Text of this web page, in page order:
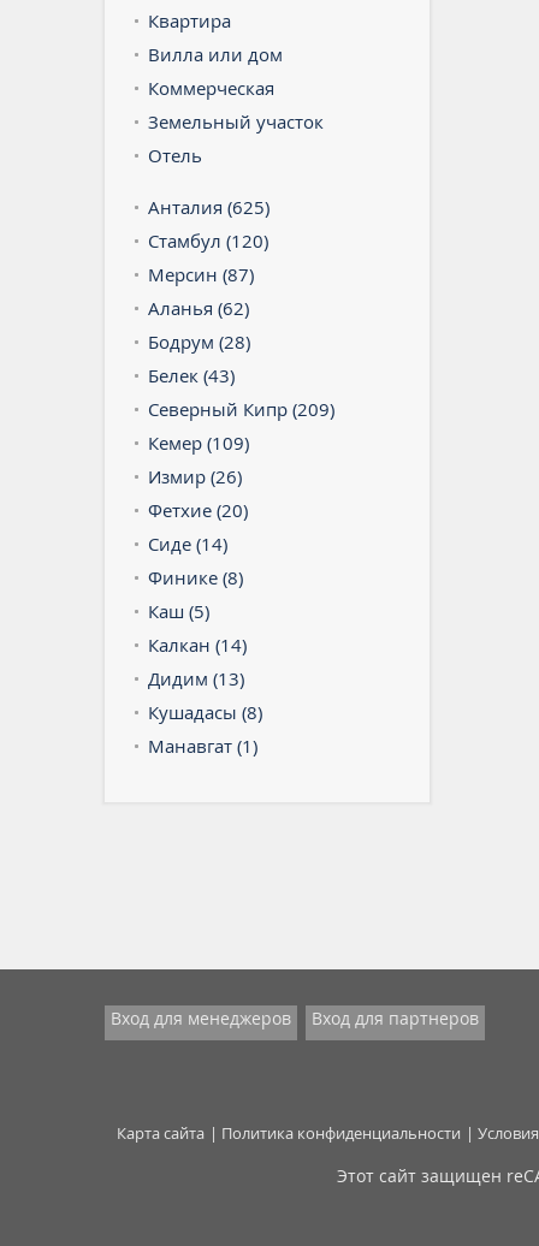
Квартира
Вилла или дом
Коммерческая
Земельный участок
Отель
Анталия (625)
Стамбул (120)
Мерсин (87)
Аланья (62)
Бодрум (28)
Белек (43)
Северный Кипр (209)
Кемер (109)
Измир (26)
Фетхие (20)
Сиде (14)
Финике (8)
Каш (5)
Калкан (14)
Дидим (13)
Кушадасы (8)
Манавгат (1)
Вход для менеджеров Вход для партнеров
Карта сайта Политика конфиденциальности
Этот сайт защищен